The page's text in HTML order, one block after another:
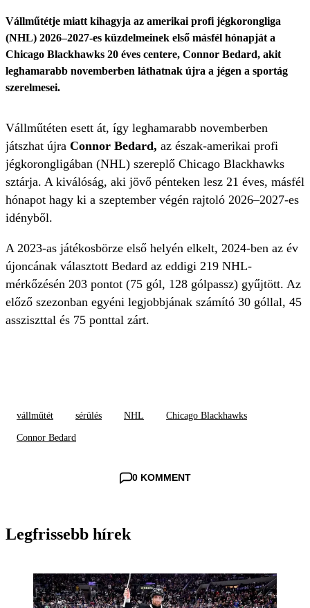
Vállműtétje miatt kihagyja az amerikai profi jégkorongliga
(NHL) 2026–2027-es küzdelmeinek első másfél hónapját a
Chicago Blackhawks 20 éves centere, Connor Bedard, akit
leghamarabb novemberben láthatnak újra a jégen a sportág
szerelmesei.
Vállműtéten esett át, így leghamarabb novemberben
játszhat újra Connor Bedard, az észak-amerikai profi
jégkorongligában (NHL) szereplő Chicago Blackhawks
sztárja. A kiválóság, aki jövő pénteken lesz 21 éves, másfél
hónapot hagy ki a szeptember végén rajtoló 2026–2027-es
idényből.
A 2023-as játékosbörze első helyén elkelt, 2024-ben az év
újoncának választott Bedard az eddigi 219 NHL-
mérkőzésén 203 pontot (75 gól, 128 gólpassz) gyűjtött. Az
előző szezonban egyéni legjobbjának számító 30 góllal, 45
assziszttal és 75 ponttal zárt.
vállműtét sérülés NHL Chicago Blackhawks
Connor Bedard
0 KOMMENT
Legfrissebb hírek